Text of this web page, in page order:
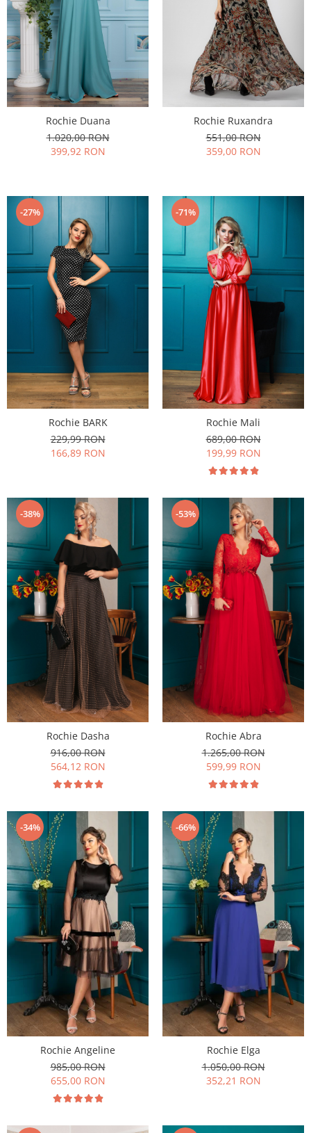
Rochie Duana
1.020,00 RON
399,92 RON
Rochie Ruxandra
551,00 RON
359,00 RON
-27%
Rochie BARK
229,99 RON
166,89 RON
-71%
Rochie Mali
689,00 RON
199,99 RON
-38%
Rochie Dasha
916,00 RON
564,12 RON
-53%
Rochie Abra
1.265,00 RON
599,99 RON
-34%
Rochie Angeline
985,00 RON
655,00 RON
-66%
Rochie Elga
1.050,00 RON
352,21 RON